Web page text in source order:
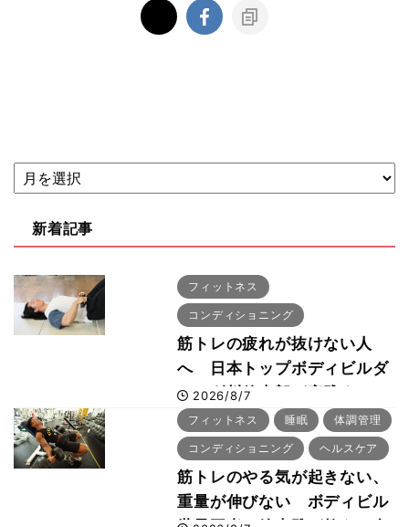
新着記事
フィットネス
コンディショニング
筋トレの疲れが抜けない人
へ 日本トップボディビルダ
ー・刈川啓志郎が実践する
「回復習慣」
2026/8/7
フィットネス 睡眠 体調管理
コンディショニング ヘルスケア
筋トレのやる気が起きない、
重量が伸びない ボディビル